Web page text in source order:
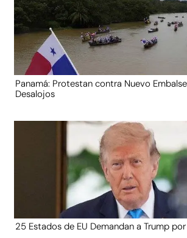
Panamá: Protestan contra Nuevo
Desalojos
25 Estados de EU Demandan a Trump